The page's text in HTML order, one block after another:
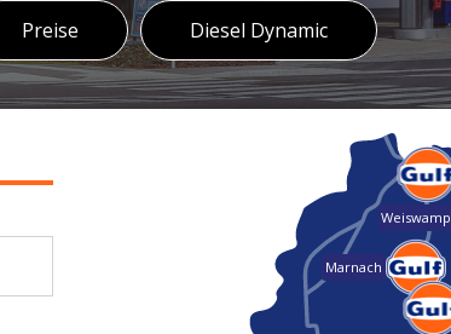
Preise Diesel Dynamic
Marnach